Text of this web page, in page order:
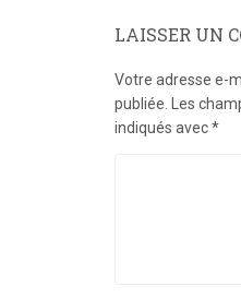
LAISSER UN
Votre adresse e-
publiée.
Les
indiqués avec*